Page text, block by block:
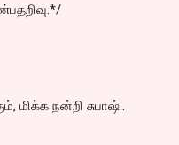
மிக்க நன்றி சுபாஷ்..